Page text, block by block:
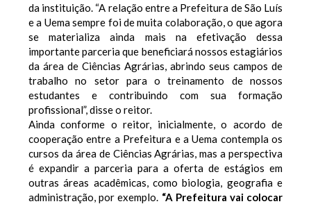
da instituição. “A relação entre a Prefeitura de São Luís
e a Uema sempre foi de muita colaboração, o que agora
se materializa ainda mais na efetivação dessa
importante parceria que beneficiará nossos estagiários
da área de Ciências Agrárias, abrindo seus campos de
trabalho no setor para o treinamento de nossos
estudantes e contribuindo com sua formação
profissional”, disse o reitor.
Ainda conforme o reitor, inicialmente, o acordo de
cooperação entre a Prefeitura e a Uema contempla os
cursos da área de Ciências Agrárias, mas a perspectiva
é expandir a parceria para a oferta de estágios em
outras áreas acadêmicas, como biologia, geografia e
administração, por exemplo. “A Prefeitura vai colocar